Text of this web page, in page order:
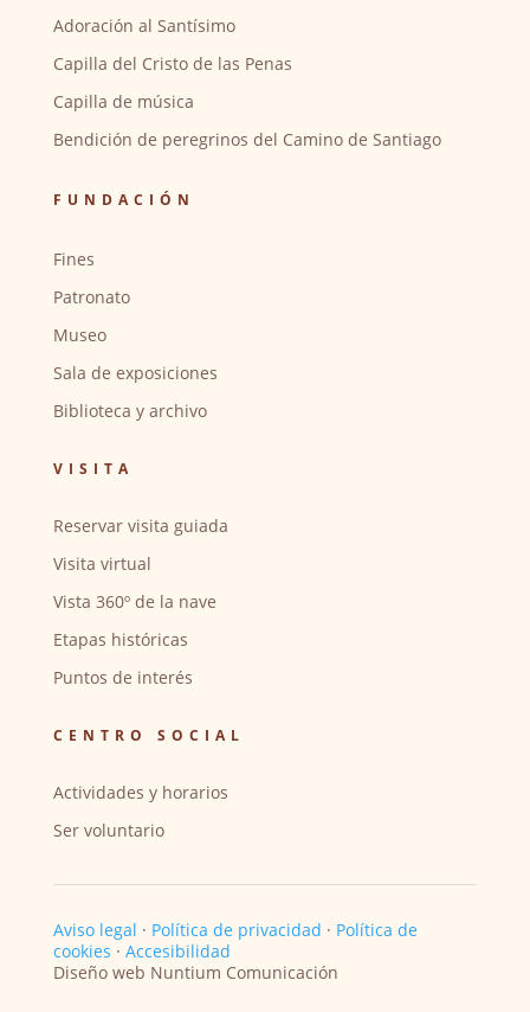
Adoración al Santísimo
Capilla del Cristo de las Penas
Capilla de música
Bendición de peregrinos del Camino de Santiago
FUNDACIÓN
Fines
Patronato
Museo
Sala de exposiciones
Biblioteca y archivo
VISITA
Reservar visita guiada
Visita virtual
Vista 360º de la nave
Etapas históricas
Puntos de interés
CENTRO SOCIAL
Actividades y horarios
Ser voluntario
Aviso legal · Política de privacidad · Política de
cookies · Accesibilidad
Diseño web Nuntium Comunicación